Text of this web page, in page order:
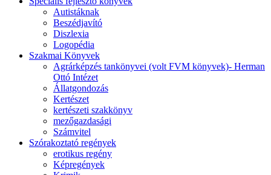
Autistáknak
Beszédjavító
Diszlexia
Logopédia
Szakmai Könyvek
Agrárképzés tankönyvei (volt FVM könyvek)- Herman
Ottó Intézet
Állatgondozás
Kertészet
kertészeti szakkönyv
mezőgazdasági
Számvitel
Szórakoztató regények
erotikus regény
Képregények